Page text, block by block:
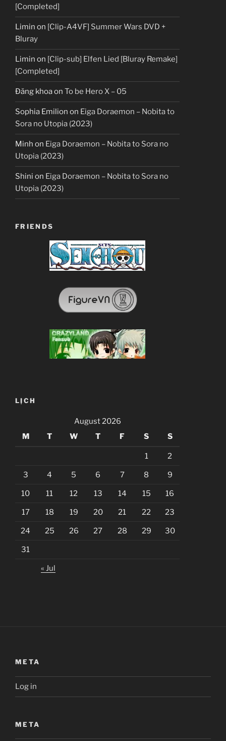
[Completed]
Limin on [Clip-A4VF] Summer Wars DVD +
Bluray
Limin on [Clip-sub] Elfen Lied [Bluray Remake]
[Completed]
Đăng khoaon To be Hero X – 05
Sophia Emilion on Eiga Doraemon – Nobita to
Sora no Utopia (2023)
Minh on Eiga Doraemon – Nobita to Sora no
Utopia (2023)
Shini on Eiga Doraemon – Nobita to Sora no
Utopia (2023)
FRIENDS
LỊCH
August 2026
M
T W T F S S
1 2
3 4 5 6 7 8 9
10 11 12 13 14 15 16
17 18 19 20 21 22 23
24 25 26 27 28 29 30
31
« Jul
META
Log in
META